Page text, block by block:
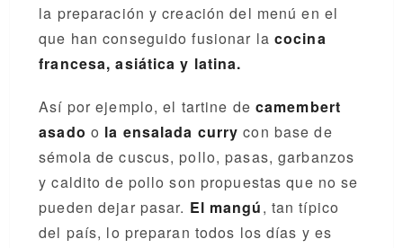
la preparación y creación del menú en el
que han conseguido fusionar la cocina
francesa, asiática y latina.
Así por ejemplo, el tartine de camembert
asado o la ensalada curry con base de
sémola de cuscus, pollo, pasas, garbanzos
y caldito de pollo son propuestas que no se
pueden dejar pasar. El mangú, tan típico
del país, lo preparan todos los días y es